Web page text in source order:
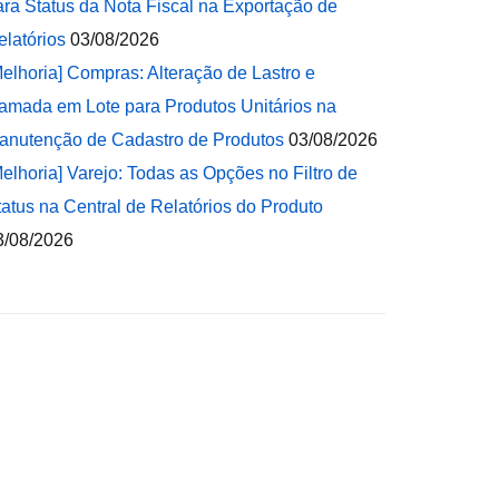
Status da Nota Fiscal na Exportação de
03/08/2026
Compras: Alteração de Lastro e
em Lote para Produtos Unitários na
de Cadastro de Produtos 03/08/2026
Varejo: Todas as Opções no Filtro de
na Central de Relatórios do Produto
08/2026